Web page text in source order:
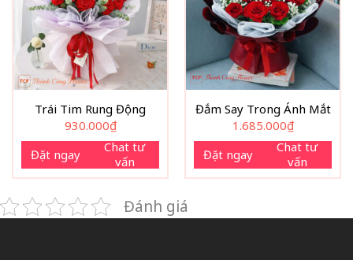
Trái Tim Rung Động
930.000₫
Đặt ngay
Chat tư
vấn
Đắm Say Trong Ánh Mắt
1.685.000₫
Đặt ngay
Chat tư
vấn
Đánh giá